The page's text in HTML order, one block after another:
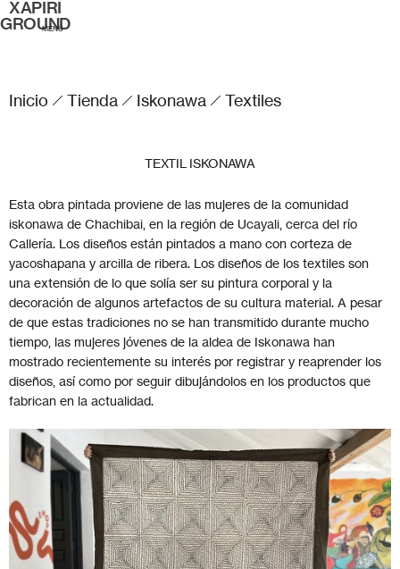
MENÚ
XAPIRI
GROUND
Inicio Tienda Iskonawa Textiles
TEXTIL ISKONAWA
Esta obra pintada proviene de las mujeres de la comunidad
iskonawa de Chachibai, en la región de Ucayali, cerca del río
Callería. Los diseños están pintados a mano con corteza de
yacoshapana y arcilla de ribera. Los diseños de los textiles son
una extensión de lo que solía ser su pintura corporal y la
decoración de algunos artefactos de su cultura material. A pesar
de que estas tradiciones no se han transmitido durante mucho
tiempo, las mujeres jóvenes de la aldea de Iskonawa han
mostrado recientemente su interés por registrar y reaprender los
diseños, así como por seguir dibujándolos en los productos que
fabrican en la actualidad.